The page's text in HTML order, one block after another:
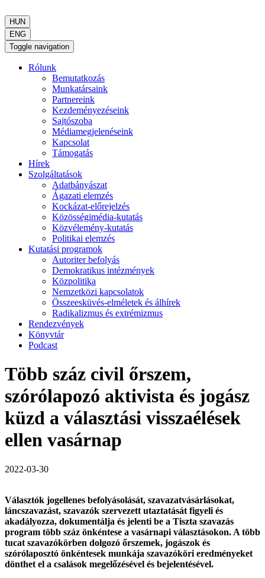
HUN
ENG
Toggle navigation
Rólunk
Bemutatkozás
Munkatársaink
Partnereink
Kezdeményezéseink
Sajtószoba
Médiamegjelenéseink
Kapcsolat
Támogatás
Hírek
Szolgáltatások
Adatbányászat
Ágazati elemzés
Kockázat-előrejelzés
Közösségimédia-kutatás
Közvélemény-kutatás
Politikai elemzés
Kutatási programok
Autoriter befolyás
Demokratikus intézmények
Közpolitika
Nemzetközi kapcsolatok
Összeesküvés-elméletek és álhírek
Radikalizmus és extrémizmus
Rendezvények
Könyvtár
Podcast
Több száz civil őrszem,
szórólapozó aktivista és jogász
küzd a választási visszaélések
ellen vasárnap
2022-03-30
Választók jogellenes befolyásolását, szavazatvásárlásokat,
láncszavazást, szavazók szervezett utaztatását figyeli és
akadályozza, dokumentálja és jelenti be a Tiszta szavazás
program több száz önkéntese a vasárnapi választásokon. A több
tucat szavazókörben dolgozó őrszemek, jogászok és
szórólaposztó önkéntesek munkája szavazóköri eredményeket
dönthet el a csalások megelőzésével és bejelentésével.